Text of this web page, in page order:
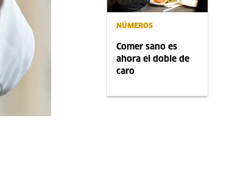
NÚMEROS
Comer sano es
ahora el doble de
caro